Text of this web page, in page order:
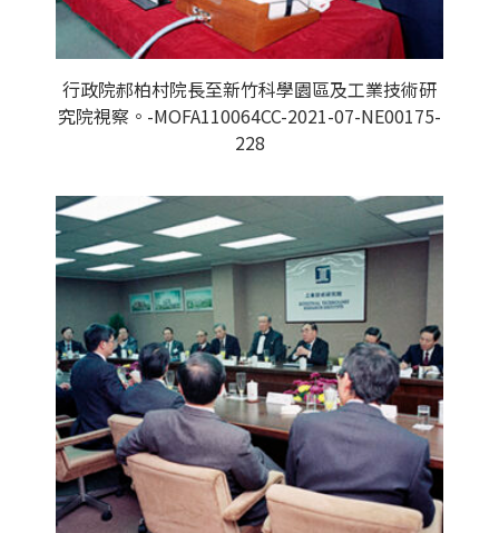
行政院郝柏村院長至新竹科學園區及工業技術研
究院視察。-MOFA110064CC-2021-07-NE00175-
228